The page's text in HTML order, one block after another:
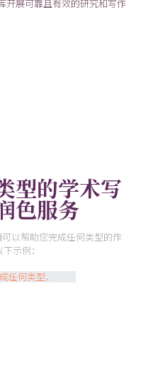
开展可靠且有效的研究和写作
型的学术写
色服务
以帮助您完成任何类型的作
示例：
案例
任何类型、